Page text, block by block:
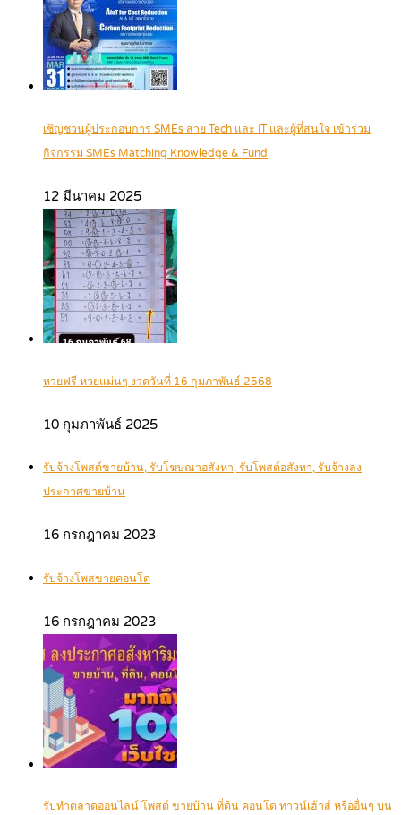
เชิญชวนผู้ประกอบการ SMEs สาย Tech และ IT และผู้ที่สนใจ เข้าร่วม
กิจกรรม SMEs Matching Knowledge & Fund
12 มีนาคม 2025
หวยฟรี หวยแม่นๆ งวดวันที่ 16 กุมภาพันธ์ 2568
10 กุมภาพันธ์ 2025
รับจ้างโพสต์ขายบ้าน, รับโฆษณาอสังหา, รับโพสต์อสังหา, รับจ้างลง
ประกาศขายบ้าน
16 กรกฎาคม 2023
รับจ้างโพสขายคอนโด
16 กรกฎาคม 2023
รับทำตลาดออนไลน์ โพสต์ ขายบ้าน ที่ดิน คอนโด ทาวน์เฮ้าส์ หรืออื่นๆ บน